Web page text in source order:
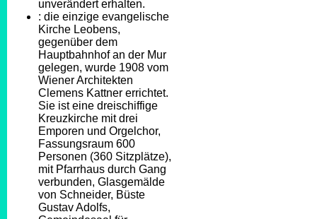
unverändert erhalten.
: die einzige evangelische
Kirche Leobens,
gegenüber dem
Hauptbahnhof an der Mur
gelegen, wurde 1908 vom
Wiener Architekten
Clemens Kattner errichtet.
Sie ist eine dreischiffige
Kreuzkirche mit drei
Emporen und Orgelchor,
Fassungsraum 600
Personen (360 Sitzplätze),
mit Pfarrhaus durch Gang
verbunden, Glasgemälde
von Schneider, Büste
Gustav Adolfs,